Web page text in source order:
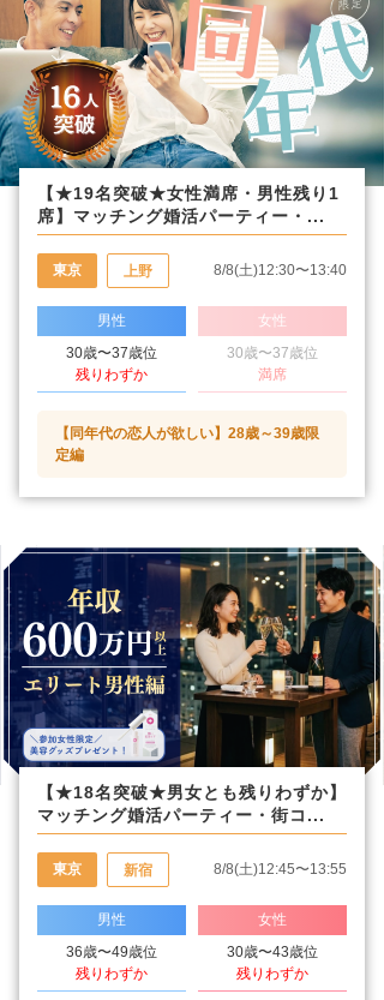
【★19名突破★女性満席・男性残り1
席】マッチング婚活パーティー・...
東京 上野 8/8(土)12:30〜13:40
男性
30歳〜37歳位
残りわずか
女性
30歳〜37歳位
満席
【同年代の恋人が欲しい】28歳～39歳限
定編
【★18名突破★男女とも残りわずか】
マッチング婚活パーティー・街コ...
東京 新宿 8/8(土)12:45〜13:55
男性
36歳〜49歳位
残りわずか
女性
30歳〜43歳位
残りわずか